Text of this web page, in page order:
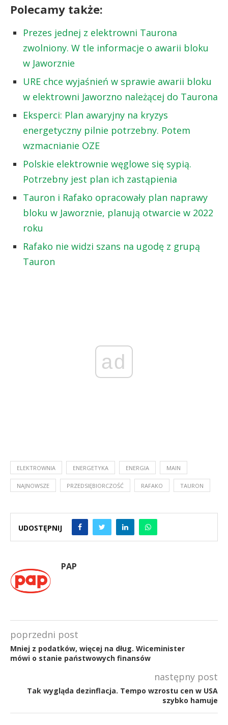
Polecamy także:
Prezes jednej z elektrowni Taurona
zwolniony. W tle informacje o awarii bloku
w Jaworznie
URE chce wyjaśnień w sprawie awarii bloku
w elektrowni Jaworzno należącej do Taurona
Eksperci: Plan awaryjny na kryzys
energetyczny pilnie potrzebny. Potem
wzmacnianie OZE
Polskie elektrownie węglowe się sypią.
Potrzebny jest plan ich zastąpienia
Tauron i Rafako opracowały plan naprawy
bloku w Jaworznie, planują otwarcie w 2022
roku
Rafako nie widzi szans na ugodę z grupą
Tauron
ad
ELEKTROWNIA ENERGETYKA ENERGIA MAIN
NAJNOWSZE PRZEDSIĘBIORCZOŚĆ RAFAKO TAURON
UDOSTĘPNIJ
PAP
poprzedni post
Mniej z podatków, więcej na dług. Wiceminister
mówi o stanie państwowych finansów
następny post
Tak wygląda dezinflacja. Tempo wzrostu cen w USA
szybko hamuje